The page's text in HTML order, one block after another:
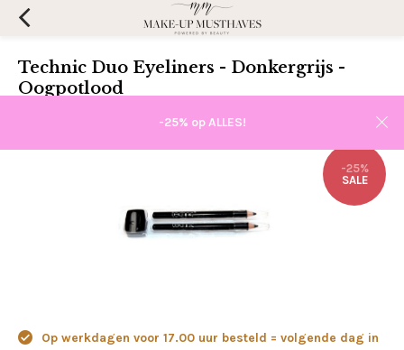
-25% op ALLES!
Technic Duo Eyeliners - Donkergrijs -
Oogpotlood
-25%
SALE
Op werkdagen voor 17.00 uur besteld = volgende dag in